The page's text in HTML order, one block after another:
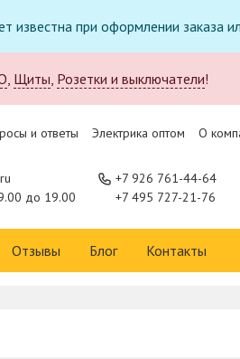
известна при оформлении
, Щиты, Розетки и выключатели!
и ответы Электрика оптом О
до 19.00
+7 926 761-44-64
+7 495 727-21-76
Отзывы Блог Контакты